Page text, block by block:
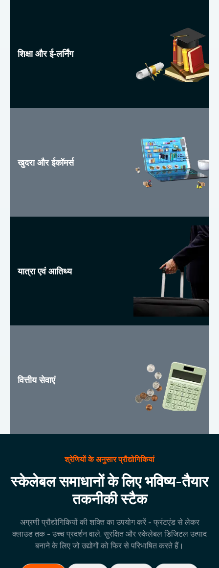
शिक्षा और ई-लर्निंग
खुदरा और ईकॉमर्स
यात्रा एवं आतिथ्य
वित्तीय सेवाएं
श्रेणियों के अनुसार प्रौद्योगिकियां
स्केलेबल समाधानों के लिए भविष्य-तैयार
तकनीकी स्टैक
अग्रणी प्रौद्योगिकियों की शक्ति का उपयोग करें - फ्रंटएंड से लेकर
क्लाउड तक - उच्च प्रदर्शन वाले, सुरक्षित और स्केलेबल डिजिटल उत्पाद
बनाने के लिए जो उद्योगों को फिर से परिभाषित करते हैं।